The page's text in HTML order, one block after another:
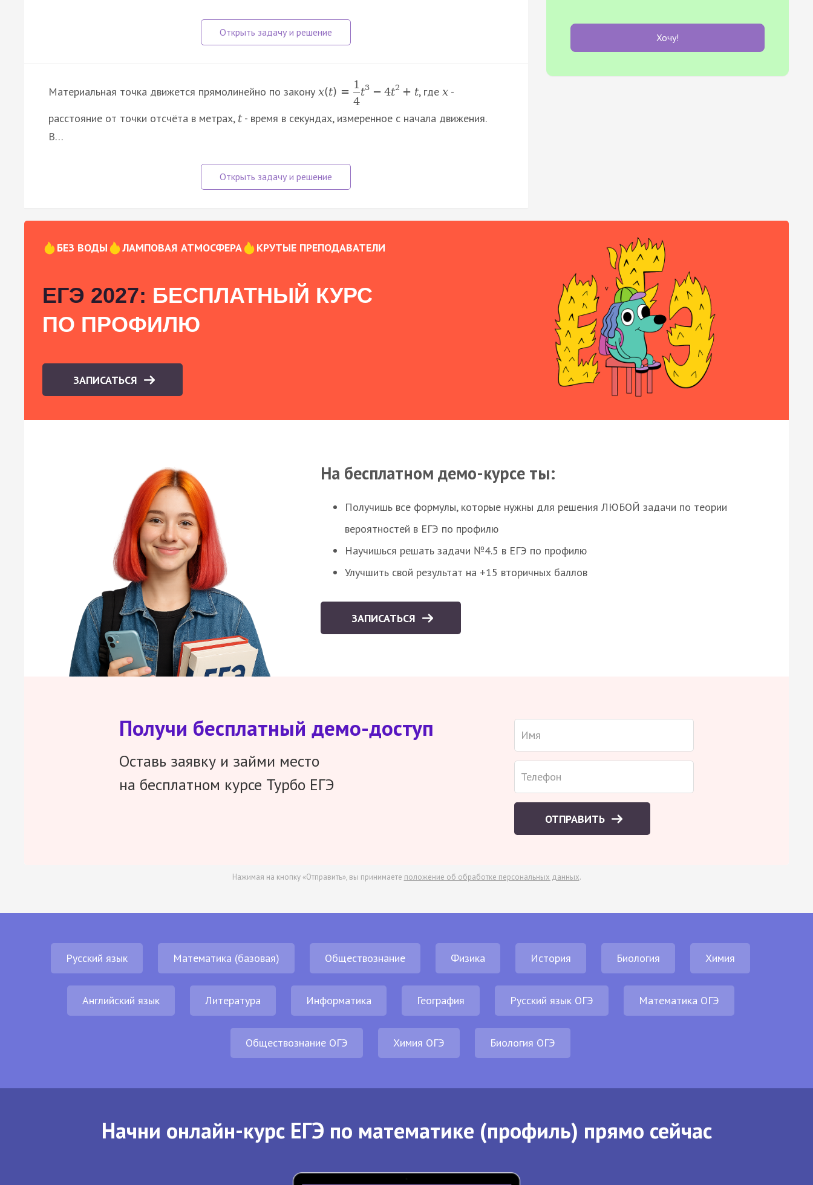
Материальная точка движется прямолинейно по закону x(t) =
1
4
t3 − 4t2 + t, где x-
расстояние от точки отсчёта в метрах, t - время в секундах, измеренное с начала движения.
В…
Хочу!
БЕЗ ВОДЫ ЛАМПОВАЯ АТМОСФЕРА КРУТЫЕ ПРЕПОДАВАТЕЛИ
ЕГЭ 2027: БЕСПЛАТНЫЙ КУРС
ПО ПРОФИЛЮ
ЗАПИСАТЬСЯ
На бесплатном демо-курсе ты:
Получишь все формулы, которые нужны для решения ЛЮБОЙ задачи по теории
вероятностей в ЕГЭ по профилю
Научишься решать задачи №4.5 в ЕГЭ по профилю
Улучшить свой результат на +15 вторичных баллов
ЗАПИСАТЬСЯ
Получи бесплатный демо-доступ
Оставь заявку и займи место
на бесплатном курсе Турбо ЕГЭ
ОТПРАВИТЬ
Нажимая на кнопку «Отправить», вы принимаете положение об обработке персональных данных.
Русский язык Математика (базовая) Обществознание Физика История Биология Химия
Английский язык Литература Информатика География Русский язык ОГЭ Математика ОГЭ
Обществознание ОГЭ Химия ОГЭ Биология ОГЭ
Начни онлайн-курс ЕГЭ по математике (профиль) прямо сейчас